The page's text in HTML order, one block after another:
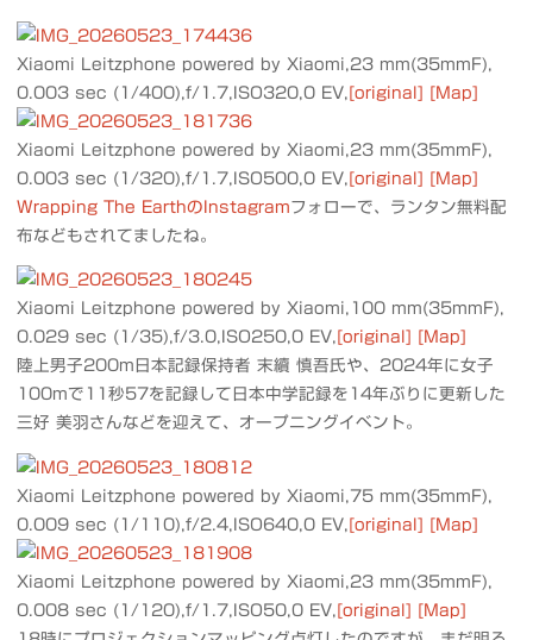
Xiaomi Leitzphone powered by Xiaomi,23 mm(35mmF),
0.003 sec (1/400),f/1.7,ISO320,0 EV, [original] [Map]
Xiaomi Leitzphone powered by Xiaomi,23 mm(35mmF),
0.003 sec (1/320),f/1.7,ISO500,0 EV, [original] [Map]
Wrapping The EarthのInstagramフォローで、ランタン無料配
布などもされてましたね。
Xiaomi Leitzphone powered by Xiaomi,100 mm(35mmF),
0.029 sec (1/35),f/3.0,ISO250,0 EV, [original]
[Map]
陸上男子200m日本記録保持者 末續 慎吾氏や、2024年に女子
100mで11秒57を記録して日本中学記録を14年ぶりに更新した
三好 美羽さんなどを迎えて、オープニングイベント。
Xiaomi Leitzphone powered by Xiaomi,75 mm(35mmF),
0.009 sec (1/110),f/2.4,ISO640,0 EV, [original] [Map]
Xiaomi Leitzphone powered by Xiaomi,23 mm(35mmF),
0.008 sec (1/120),f/1.7,ISO50,0 EV, [original] [Map]